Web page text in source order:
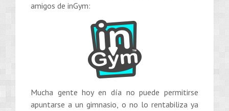
amigos de inGym:
Mucha gente hoy en día no puede permitirse
apuntarse a un gimnasio, o no lo rentabiliza ya